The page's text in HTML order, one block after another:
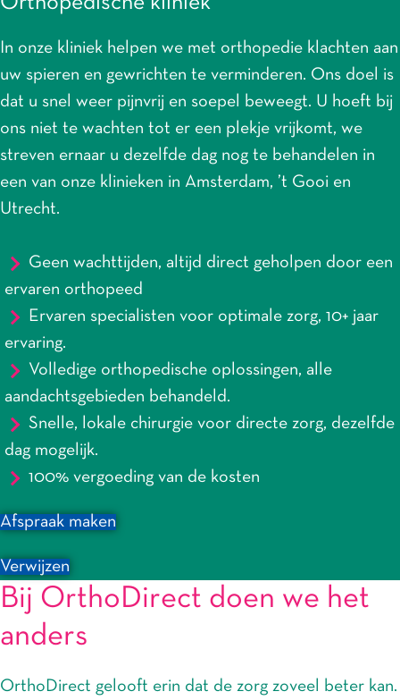
In onze kliniek helpen we met orthopedie klachten aan
uw spieren en gewrichten te verminderen. Ons doel is
dat u snel weer pijnvrij en soepel beweegt. U hoeft bij
ons niet te wachten tot er een plekje vrijkomt, we
streven ernaar u dezelfde dag nog te behandelen in
een van onze klinieken in Amsterdam, ’t Gooi en
Utrecht.
Geen wachttijden, altijd direct geholpen door een
ervaren orthopeed
Ervaren specialisten voor optimale zorg, 10+ jaar
ervaring.
Volledige orthopedische oplossingen, alle
aandachtsgebieden behandeld.
Snelle, lokale chirurgie voor directe zorg, dezelfde
dag mogelijk.
100% vergoeding van de kosten
Afspraak maken
Verwijzen
Bij OrthoDirect doen we het
anders
OrthoDirect gelooft erin dat de zorg zoveel beter kan.